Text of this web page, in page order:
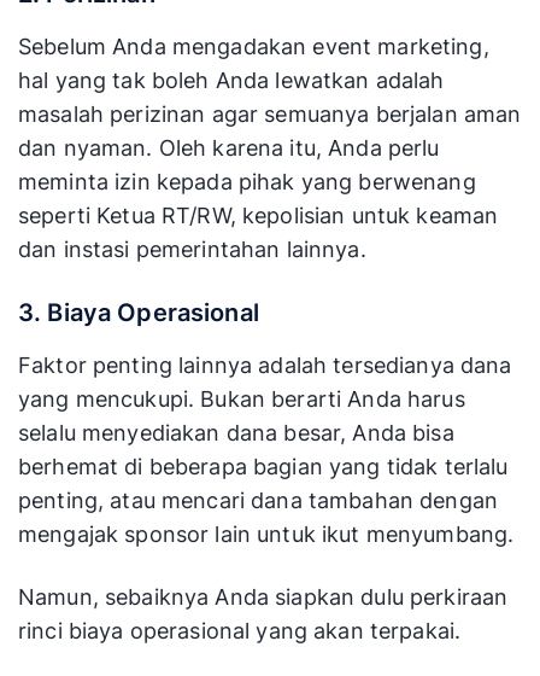
susunan acara lengkap dengan target yang
perlu tercapai.
2. Perizinan
Sebelum Anda mengadakan event marketing,
hal yang tak boleh Anda lewatkan adalah
masalah perizinan agar semuanya berjalan aman
dan nyaman. Oleh karena itu, Anda perlu
seperti Ketua RT/RW, kepolisian untuk keaman
dan instasi pemerintahan lainnya.
3. Biaya Operasional
Faktor penting lainnya adalah tersedianya dana
yang mencukupi. Bukan berarti Anda harus
selalu menyediakan dana besar, Anda bisa
berhemat di beberapa bagian yang tidak terlalu